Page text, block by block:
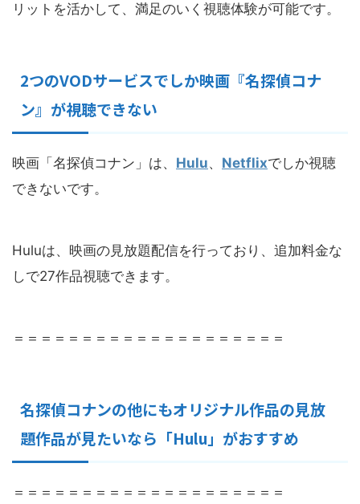
リットを活かして、満足のいく視聴体験が可能です。
2つのVODサービスでしか映画『名探偵コナ
ン』が視聴できない
映画「名探偵コナン」は、 Hulu、 Netflixでしか視聴
できないです。
Huluは、映画の見放題配信を行っており、追加料金な
しで27作品視聴できます。
＝＝＝＝＝＝＝＝＝＝＝＝＝＝＝＝＝＝＝＝
名探偵コナンの他にもオリジナル作品の見放
題作品が見たいなら「Hulu」がおすすめ
＝＝＝＝＝＝＝＝＝＝＝＝＝＝＝＝＝＝＝＝